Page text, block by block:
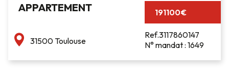
APPARTEMENT
31500 Toulouse
191100€
Ref.3117860147
N° mandat : 1649